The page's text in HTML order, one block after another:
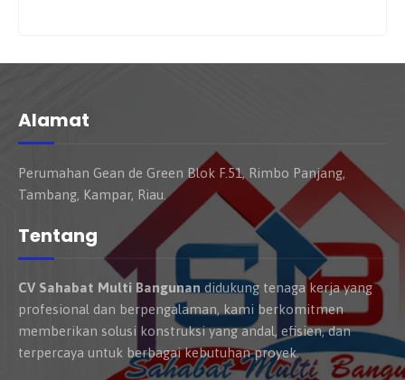
Alamat
Perumahan Gean de Green Blok F.51, Rimbo Panjang,
Tambang, Kampar, Riau.
Tentang
CV Sahabat Multi Bangunan didukung tenaga kerja yang
profesional dan berpengalaman, kami berkomitmen
memberikan solusi konstruksi yang andal, efisien, dan
terpercaya untuk berbagai kebutuhan proyek.